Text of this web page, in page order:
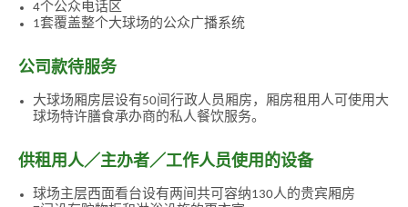
4个公众电话区
1套覆盖整个大球场的公众广播系统
公司款待服务
大球场厢房层设有50间行政人员厢房，厢房租用人可使用大
球场特许膳食承办商的私人餐饮服务。
供租用人／主办者／工作人员使用的设备
球场主层西面看台设有两间共可容纳130人的贵宾厢房